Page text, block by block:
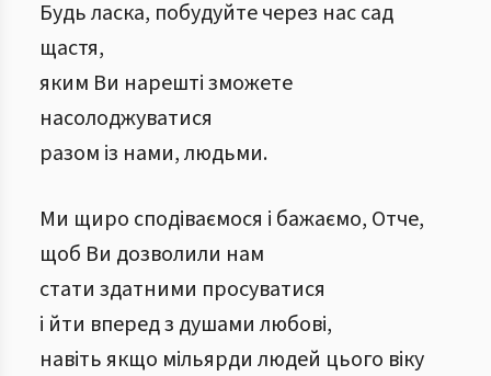
Будь ласка, побудуйте через нас сад
щастя,
яким Ви нарешті зможете
насолоджуватися
разом із нами, людьми.
Ми щиро сподіваємося і бажаємо, Отче,
щоб Ви дозволили нам
стати здатними просуватися
і йти вперед з душами любові,
навіть якщо мільярди людей цього віку